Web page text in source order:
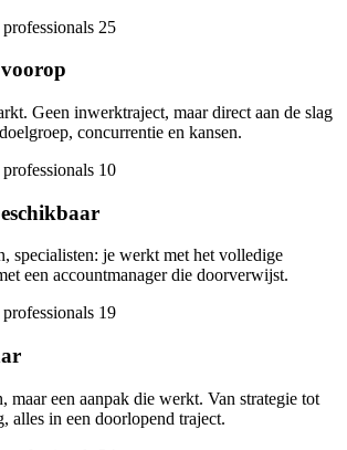
Geen inwerktraject, maar direct aan de slag
concurrentie en kansen.
specialisten: je werkt met het volledige
een accountmanager die doorverwijst.
maar een aanpak die werkt. Van strategie tot
alles in een doorlopend traject.